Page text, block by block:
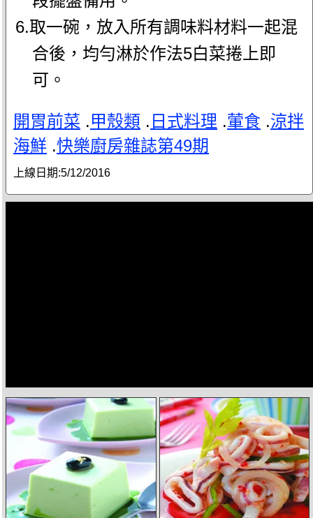
6.取一碗，放入所有調味料材料一起混
合後，均勻淋於作法5白菜捲上即
可。
開胃前菜 .甲殼類 . 日式料理 .葷食 .涼拌
海鮮 .快樂廚房雜誌第49期
上線日期:5/12/2016